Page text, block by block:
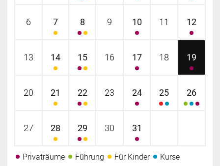
6 7 8 9 10 11 12
13 14 15 16 17 18 19
20 21 22 23 24 25 26
27 28 29 30 31
Privaträume Führung Für Kinder
Kurse